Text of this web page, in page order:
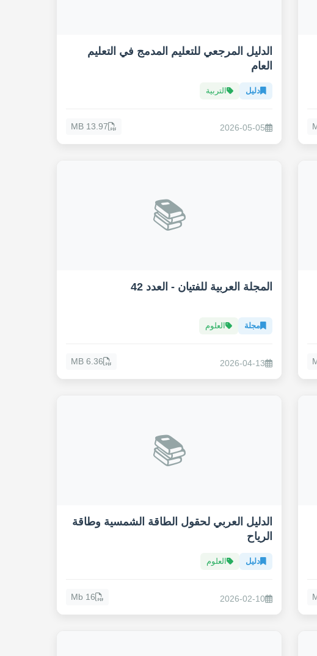
الدليل المرجعي للتعليم المدمج في التعليم
العام
دليل التربية
2026-05-05
13.97 MB
📚
المجلة العربية للفتيان - العدد 42
مجلة العلوم
2026-04-13
6.36 MB
📚
الدليل العربي لحقول الطاقة الشمسية وطاقة
الرياح
دليل العلوم
2026-02-10
16 Mb